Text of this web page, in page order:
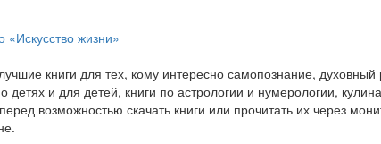
«Искусство жизни»
книги для тех, кому интересно самопознание,
о детях и для детей, книги по астрологии и нумерологии,
возможностью скачать книги или прочитать их через